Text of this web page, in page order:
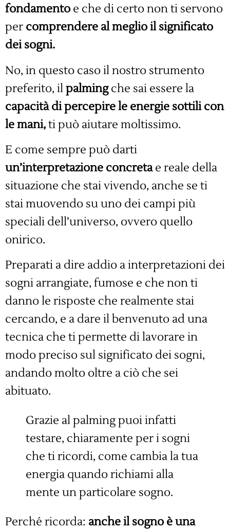
fondamentoe che di certo non ti servono
per comprendere al meglio il significato
dei sogni.
No, in questo caso il nostro strumento
preferito, ilpalmingche sai essere la
capacità di percepire le energie sottili con
le mani,ti può aiutare moltissimo.
E come sempre può darti
un’interpretazione concretae reale della
situazione che stai vivendo, anche se ti
stai muovendo su uno dei campi più
speciali dell’universo, ovvero quello
onirico.
Preparati a dire addio a interpretazioni dei
sogni arrangiate, fumose e che non ti
danno le risposte che realmente stai
cercando, e a dare il benvenuto ad una
tecnica che ti permette di lavorare in
modo preciso sul significato dei sogni,
andando molto oltre a ciò che sei
abituato.
Grazie al palming puoi infatti
testare, chiaramente per i sogni
che ti ricordi, come cambia la tua
energia quando richiami alla
mente un particolare sogno.
Perché ricorda: anche il sogno è una